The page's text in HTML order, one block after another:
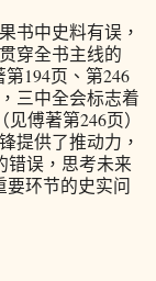
中史料有误，
穿全书主线的
194页、第246
三中全会标志着
傅著第246页）
提供了推动力，
错误，思考未来
要环节的史实问